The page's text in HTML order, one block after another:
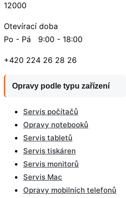
12000
Otevírací doba
Po - Pá 9:00 - 18:00
+420 224 26 28 26
Opravy podle typu zařízení
Servis počítačů
Opravy notebooků
Servis tabletů
Servis tiskáren
Servis monitorů
Servis Mac
Opravy mobilních telefonů